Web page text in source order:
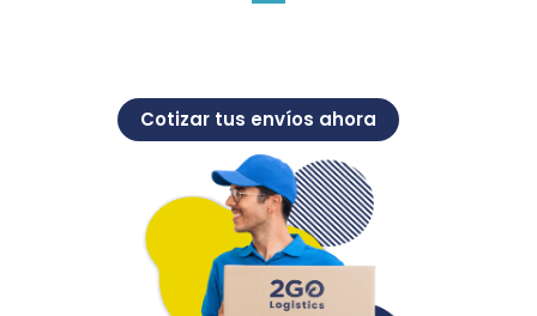
Cotizar tus envíos ahora